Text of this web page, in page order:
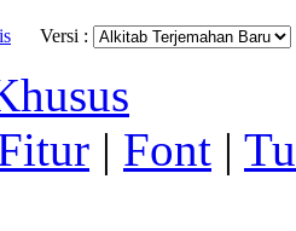
Versi :
| Font |